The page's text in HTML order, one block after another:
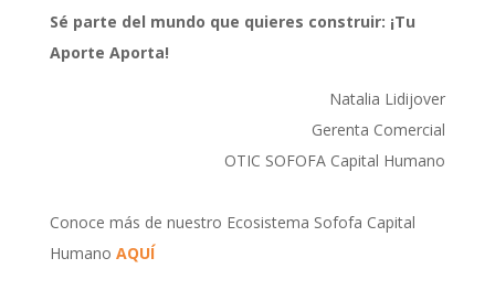
Sé parte del mundo que quieres construir: ¡Tu
Aporte Aporta!
Natalia Lidijover
Gerenta Comercial
OTIC SOFOFA Capital Humano
Conoce más de nuestro Ecosistema Sofofa Capital
Humano AQUÍ